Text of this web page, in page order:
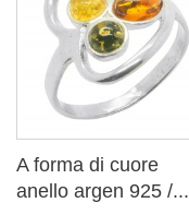
A forma di cuore
anello argen 925 /...